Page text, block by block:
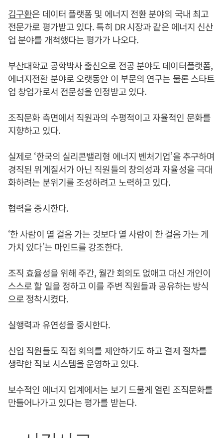
김구환은 데이터 플랫폼 및 에너지 전환 분야의 국내 최고
전문가로 평가받고 있다. 특히 DR 시장과 같은 에너지 신산
업 분야를 개척했다는 평가가 나오다.
부산대학교 공학박사 출신으로 전공 분야도 데이터플랫폼,
에너지전환 분야로 오랫동안 이 부문의 연구는 물론 스타트
업 창업가로서 전문성을 인정받고 있다.
조직문화 측면에서 직원과의 수평적이고 자율적인 문화를
지향하고 있다.
실제로 ‘한국의 실리콘밸리형 에너지 벤처기업’을 추구하며
경직된 위계질서가 아닌 직원들의 창의성과 자율성을 극대
화하려는 분위기를 조성하려고 노력하고 있다.
협력을 중시한다.
‘한 사람이 열 걸음 가는 것보다 열 사람이 한 걸음 가는 게
가치 있다’는 마인드를 강조한다.
조직 효율성을 위해 주간, 월간 회의도 없애고 대신 개인이
스스로 할 일을 정하고 이를 주변 직원들과 공유하는 방식
으로 정착시켰다.
실행력과 유연성을 중시한다.
신입 직원들도 직접 회의를 제안하기도 하고 결제 절차를
생략한 직보 시스템을 운영하고 있다.
보수적인 에너지 업계에서는 보기 드물게 열린 조직문화를
만들어나가고 있다는 평가를 받는다.